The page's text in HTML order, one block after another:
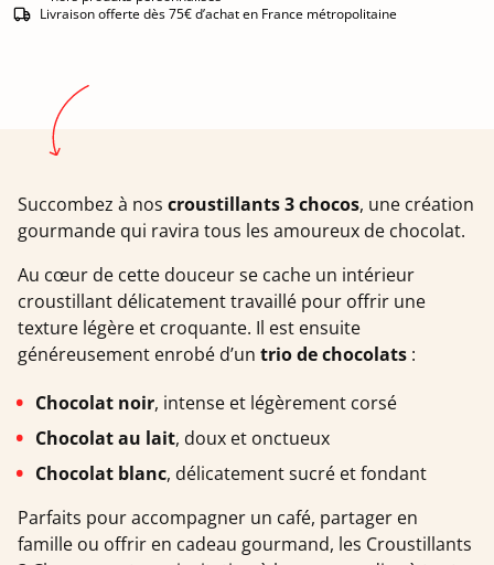
Livraison offerte dès 75€ d’achat en France métropolitaine
Succombez à nos croustillants 3 chocos, une création
gourmande qui ravira tous les amoureux de chocolat.
Au cœur de cette douceur se cache un intérieur
croustillant délicatement travaillé pour offrir une
texture légère et croquante. Il est ensuite
généreusement enrobé d’un trio de chocolats :
Chocolat noir, intense et légèrement corsé
Chocolat au lait, doux et onctueux
Chocolat blanc, délicatement sucré et fondant
Parfaits pour accompagner un café, partager en
famille ou offrir en cadeau gourmand, les Croustillants